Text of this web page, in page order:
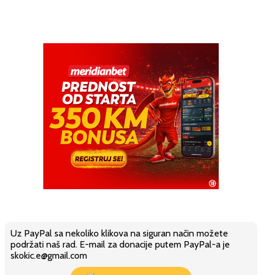
Uz PayPal sa nekoliko klikova na siguran način možete
podržati naš rad. E-mail za donacije putem PayPal-a je
skokic.e@gmail.com